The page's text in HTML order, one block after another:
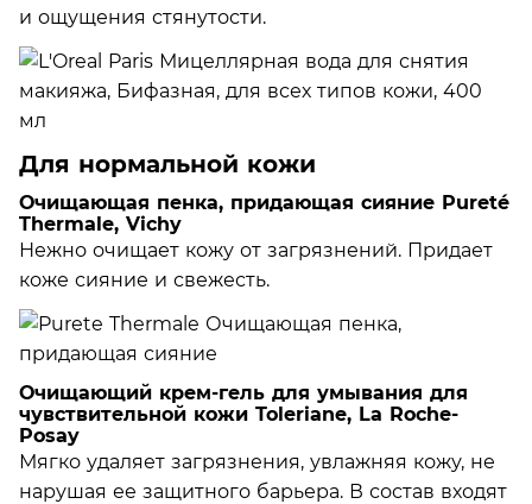
и ощущения стянутости.
Для нормальной кожи
Очищающая пенка, придающая сияние Pureté
Thermale, Vichy
Нежно очищает кожу от загрязнений. Придает
коже сияние и свежесть.
Очищающий крем-гель для умывания для
чувствительной кожи Toleriane, La Roche-
Posay
Мягко удаляет загрязнения, увлажняя кожу, не
нарушая ее защитного барьера. В состав входят